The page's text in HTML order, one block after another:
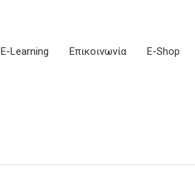
E-Learning Επικοινωνία E-Shop